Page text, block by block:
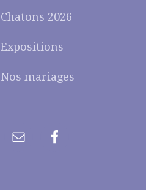
Chatons 2026
Expositions
Nos mariages